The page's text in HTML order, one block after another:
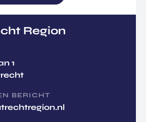
Region
1
BERICHT